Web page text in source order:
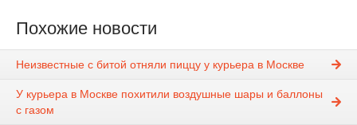
Похожие новости
Неизвестные с битой отняли пиццу у курьера в Москве
У курьера в Москве похитили воздушные шары и баллоны
с газом